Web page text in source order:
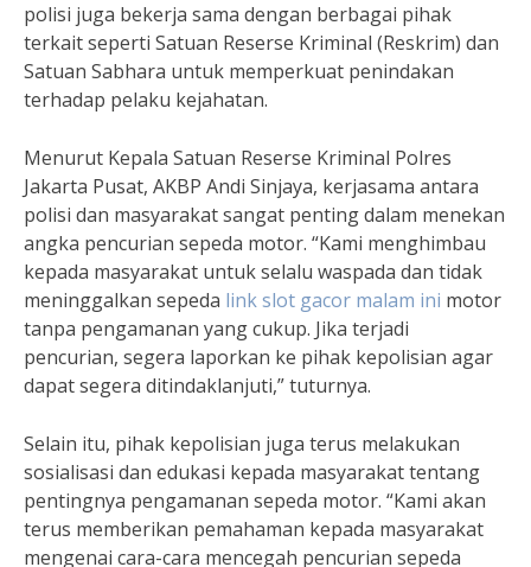
polisi juga bekerja sama dengan berbagai pihak
terkait seperti Satuan Reserse Kriminal (Reskrim) dan
Satuan Sabhara untuk memperkuat penindakan
terhadap pelaku kejahatan.
Menurut Kepala Satuan Reserse Kriminal Polres
Jakarta Pusat, AKBP Andi Sinjaya, kerjasama antara
polisi dan masyarakat sangat penting dalam menekan
angka pencurian sepeda motor. “Kami menghimbau
kepada masyarakat untuk selalu waspada dan tidak
meninggalkan sepeda link slot gacor malam ini motor
tanpa pengamanan yang cukup. Jika terjadi
pencurian, segera laporkan ke pihak kepolisian agar
dapat segera ditindaklanjuti,” tuturnya.
Selain itu, pihak kepolisian juga terus melakukan
sosialisasi dan edukasi kepada masyarakat tentang
pentingnya pengamanan sepeda motor. “Kami akan
terus memberikan pemahaman kepada masyarakat
mengenai cara-cara mencegah pencurian sepeda